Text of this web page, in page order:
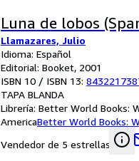
Luna de lobos
Llamazares, Julio
Idioma: Español
Editorial: Booket, 2001
ISBN 10 / ISBN 13:
TAPA BLANDA
Librería: Better World Books:
AmericaBetter World Books:
Vendedor de 5 estrellas